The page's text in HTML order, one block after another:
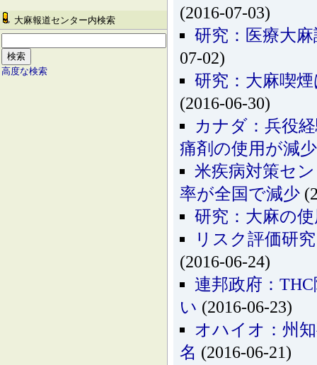
大麻報道センター内検索
高度な検索
(2016-07-03)
研究：医療大
07-02)
研究：大麻喫
(2016-06-30)
カナダ：兵役
痛剤の使用が減少
米疾病対策セ
率が全国で減少
研究：大麻の
リスク評価研
(2016-06-24)
連邦政府：
い (2016-06-23)
オハイオ：州
名 (2016-06-21)